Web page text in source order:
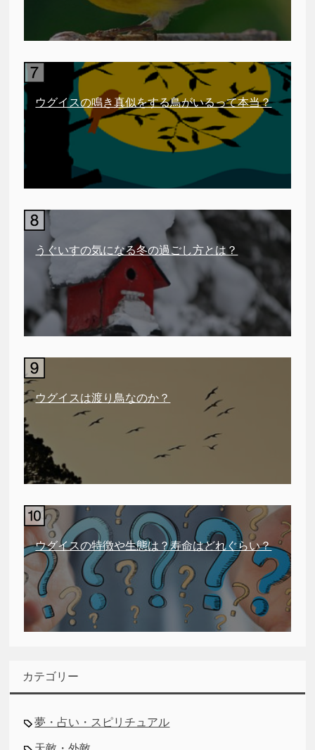
ウグイスの鳴き真似をする鳥がいるって本当？
うぐいすの気になる冬の過ごし方とは？
ウグイスは渡り鳥なのか？
ウグイスの特徴や生態は？寿命はどれぐらい？
カテゴリー
夢・占い・スピリチュアル